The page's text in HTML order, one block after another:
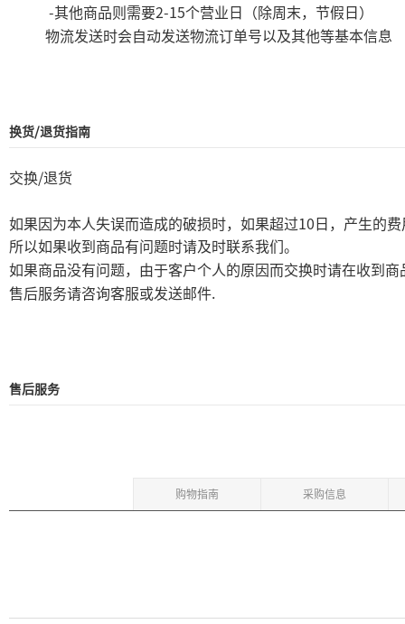
-其他商品则需要2-15个营业日（除周末，节假日）
物流发送时会自动发送物流订单号以及其他等基本信息
换货/退货指南
交换/退货
如果因为本人失误而造成的破损时，如果超过10 日，产生的
所以如果收到商品有问题时请及时联系我们。
如果商品没有问题，由于客户个人的原因而交换时请在收到商
售后服务请咨询客服或发送邮件.
售后服务
购物指南 采购信息